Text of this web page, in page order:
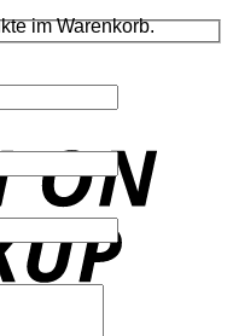
im Warenkorb.